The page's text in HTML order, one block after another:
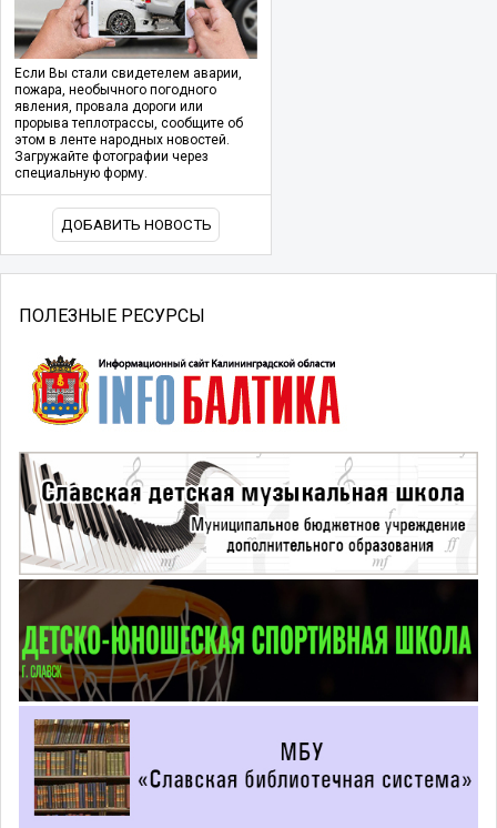
Если Вы стали свидетелем аварии,
пожара, необычного погодного
явления, провала дороги или
прорыва теплотрассы, сообщите об
этом в ленте народных новостей.
Загружайте фотографии через
специальную форму.
ДОБАВИТЬ НОВОСТЬ
ПОЛЕЗНЫЕ РЕСУРСЫ